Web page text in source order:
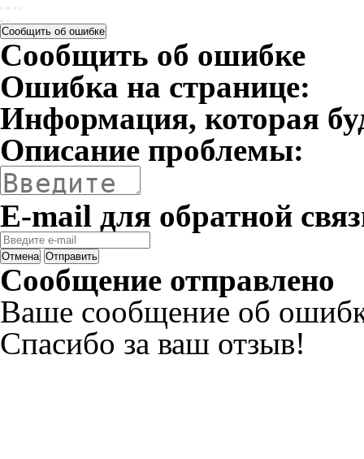
Сообщить об ошибке
Сообщить об ошибке
Ошибка на странице:
Информация, которая
Описание проблемы:
E-mail для обратной
Отмена Отправить
Сообщение отправлено
Ваше сообщение об
Спасибо за ваш отзыв!